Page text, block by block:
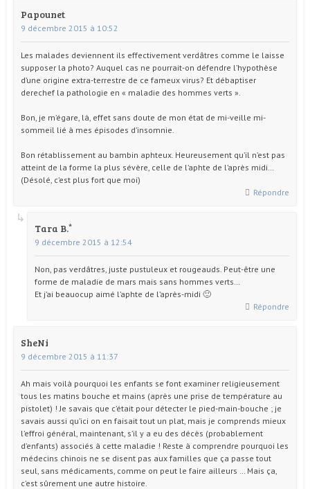
Papounet
9 décembre 2015 à 10:52
Les malades deviennent ils effectivement verdâtres comme le laisse
supposer la photo? Auquel cas ne pourrait-on défendre l’hypothèse
d’une origine extra-terrestre de ce fameux virus? Et débaptiser
derechef la pathologie en « maladie des hommes verts ».
Bon, je m’égare, là, effet sans doute de mon état de mi-veille mi-
sommeil lié à mes épisodes d’insomnie.
Bon rétablissement au bambin aphteux. Heureusement qu’il n’est pas
atteint de la forme la plus sévère, celle de l’aphte de l’après midi…
(Désolé, c’est plus fort que moi)
Répondre
Tara B.
9 décembre 2015 à 12:54
Non, pas verdâtres, juste pustuleux et rougeauds. Peut-être une
forme de maladie de mars mais sans hommes verts…
Et j’ai beauocup aimé l’aphte de l’après-midi 🙂
Répondre
SheNi
9 décembre 2015 à 11:37
Ah mais voilà pourquoi les enfants se font examiner religieusement
tous les matins bouche et mains (après une prise de température au
pistolet) ! Je savais que c’était pour détecter le pied-main-bouche ; je
savais aussi qu’ici on en faisait tout un plat, mais je comprends mieux
l’effroi général, maintenant, s’il y a eu des décès (probablement
d’enfants) associés à cette maladie ! Reste à comprendre pourquoi les
médecins chinois ne se disent pas aux familles que ça passe tout
seul, sans médicaments, comme on peut le faire ailleurs … Mais ça,
c’est sûrement une autre histoire.